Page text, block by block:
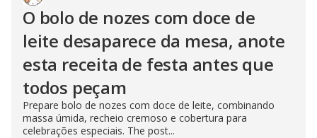
O bolo de nozes com doce de
leite desaparece da mesa, anote
esta receita de festa antes que
todos peçam
Prepare bolo de nozes com doce de leite, combinando
massa úmida, recheio cremoso e cobertura para
celebrações especiais. The post...